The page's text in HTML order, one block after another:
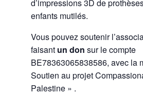
d’impressions 3D de
enfants mutilés.
Vous pouvez soutenir
faisant un don sur le compte
BE78363065838586, avec la
Soutien au projet
Palestine » .